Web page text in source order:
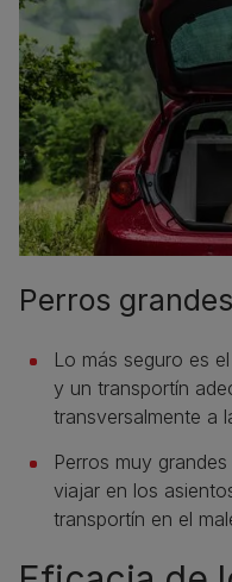
Perros
Lo más seguro es
y un transportín
transversalmente a
Perros muy
viajar en los
transportín en el